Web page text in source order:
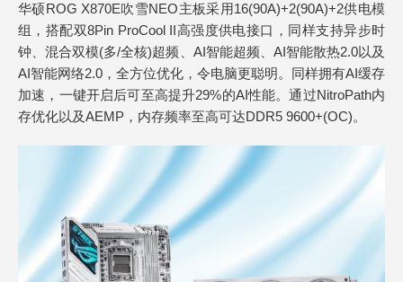
华硕ROG X870E吹雪NEO主板采用16(90A)+2(90A)+2供电模
组，搭配双8Pin ProCool II高强度供电接口，同样支持异步时
钟、混合双模(多/全核)超频、AI智能超频、AI智能散热2.0以及
AI智能网络2.0，全方位优化，令电脑更聪明。同样拥有AI缓存
加速，一键开启后可至高提升29%的AI性能。通过NitroPath内
存优化以及AEMP，内存频率至高可达DDR5 9600+(OC)。